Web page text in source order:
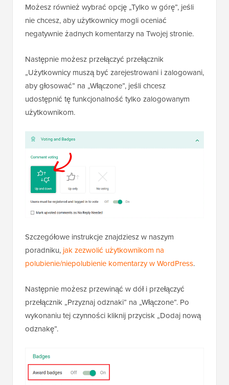
Możesz również wybrać opcję „Tylko w górę”, jeśli
nie chcesz, aby użytkownicy mogli oceniać
negatywnie żadnych komentarzy na Twojej stronie.
Następnie możesz przełączyć przełącznik
„Użytkownicy muszą być zarejestrowani i zalogowani,
aby głosować” na „Włączone”, jeśli chcesz
udostępnić tę funkcjonalność tylko zalogowanym
użytkownikom.
Szczegółowe instrukcje znajdziesz w naszym
poradniku, jak zezwolić użytkownikom na
polubienie/niepolubienie komentarzy w WordPress.
Następnie możesz przewinąć w dół i przełączyć
przełącznik „Przyznaj odznaki” na „Włączone”. Po
wykonaniu tej czynności kliknij przycisk „Dodaj nową
odznakę”.